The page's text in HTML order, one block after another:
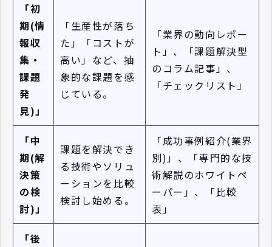
「初
期(情
報収
集・
課題
発
見)」
「生産性が落ち
た」「コストが
高い」など、抽
象的な課題を感
じている。
「業界の動向レポー
ト」、「課題解決型
のコラム記事」、
「チェックリスト」
「中
期(解
決策
の検
討)」
課題を解決でき
る技術やソリュ
ーションを比較
検討し始める。
「成功事例紹介(業界
別)」、「専門的な技
術解説のホワイトペ
ーパー」、「比較
表」
「後